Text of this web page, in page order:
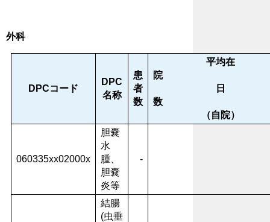
外科
DPCコード
DPC
名称
患
者
数
平均在
日
（自院）
060335xx02000x
胆嚢
水
腫、
胆嚢
炎等
-
結腸
(虫垂